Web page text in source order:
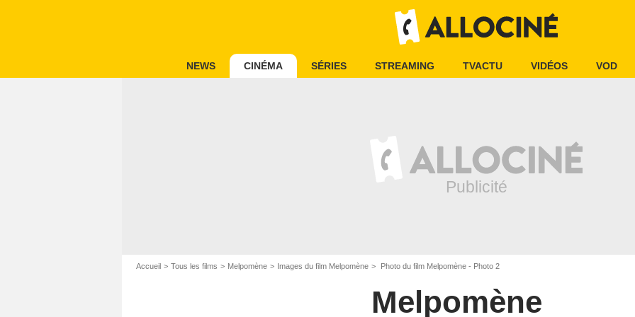
NEWS CINÉMA SÉRIES STREAMING TVACTU VIDÉOS VOD
Accueil Tous les films Melpomène Images du film Melpomène Photo du film Melpomène - Photo 2
Melpomène